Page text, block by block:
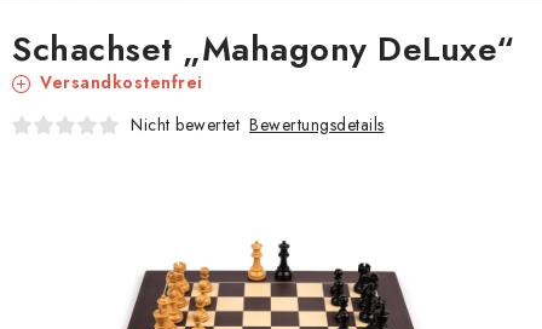
SCHACHFIGUREN
SCHACHBRETTER
SCHACH-ANTIQUITÄTENLADEN
Schachset „Mahagony DeLuxe“
Versandkostenfrei
Nicht bewertet Bewertungsdetails